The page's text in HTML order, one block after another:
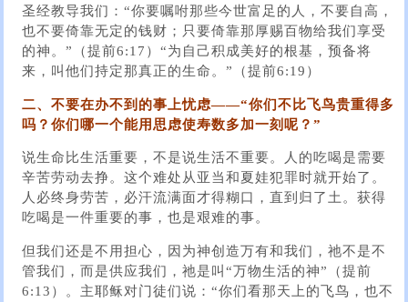
圣经教导我们：“你要嘱咐那些今世富足的人，不要自高，
也不要倚靠无定的钱财；只要倚靠那厚赐百物给我们享受
的神。”（提前6:17）“为自己积成美好的根基，预备将
来，叫他们持定那真正的生命。”（提前6:19）
二、不要在办不到的事上忧虑——“你们不比飞鸟贵重得多
吗？你们哪一个能用思虑使寿数多加一刻呢？”
说生命比生活重要，不是说生活不重要。人的吃喝是需要
辛苦劳动去挣。这个难处从亚当和夏娃犯罪时就开始了。
人必终身劳苦，必汗流满面才得糊口，直到归了土。获得
吃喝是一件重要的事，也是艰难的事。
但我们还是不用担心，因为神创造万有和我们，祂不是不
管我们，而是供应我们，祂是叫“万物生活的神”（提前
6:13）。主耶稣对门徒们说：“你们看那天上的飞鸟，也不